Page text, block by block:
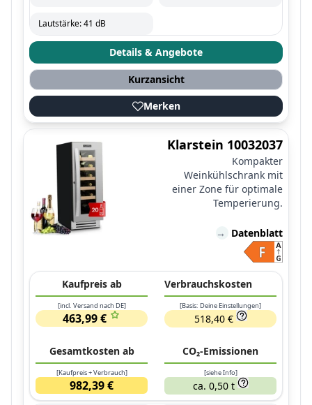
Lautstärke: 41 dB
Details & Angebote
Kurzansicht
Merken
Klarstein 10032037
Kompakter
Weinkühlschrank mit
einer Zone für optimale
Temperierung.
→ Datenblatt
Kaufpreis ab
[incl. Versand nach DE]
463,99 €
Verbrauchskosten
[Basis: Deine Einstellungen]
518,40 €
Gesamtkosten ab
[Kaufpreis + Verbrauch]
982,39 €
CO₂-Emissionen
[siehe Info]
ca. 0,50 t